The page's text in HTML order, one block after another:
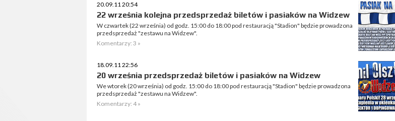
20.09.11 20:54
22 września kolejna przedsprzedaż biletów i pasiaków na Widzew
W czwartek (22 września) od godz. 15:00 do 18:00 pod restauracją "Stadion" będzie prowadzona
przedsprzedaż "zestawu na Widzew".
Komentarzy: 3 »
18.09.11 22:56
20 września przedsprzedaż biletów i pasiaków na Widzew
We wtorek (20 września) od godz. 15:00 do 18:00 pod restauracją "Stadion" będzie prowadzona
przedsprzedaż "zestawu na Widzew".
Komentarzy: 4 »